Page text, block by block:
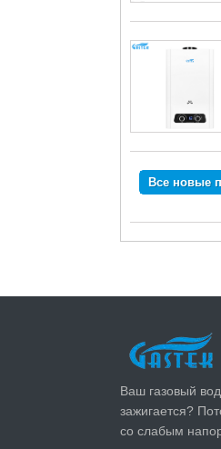
Все новые
Ваш газовый
зажигается?
со слабым